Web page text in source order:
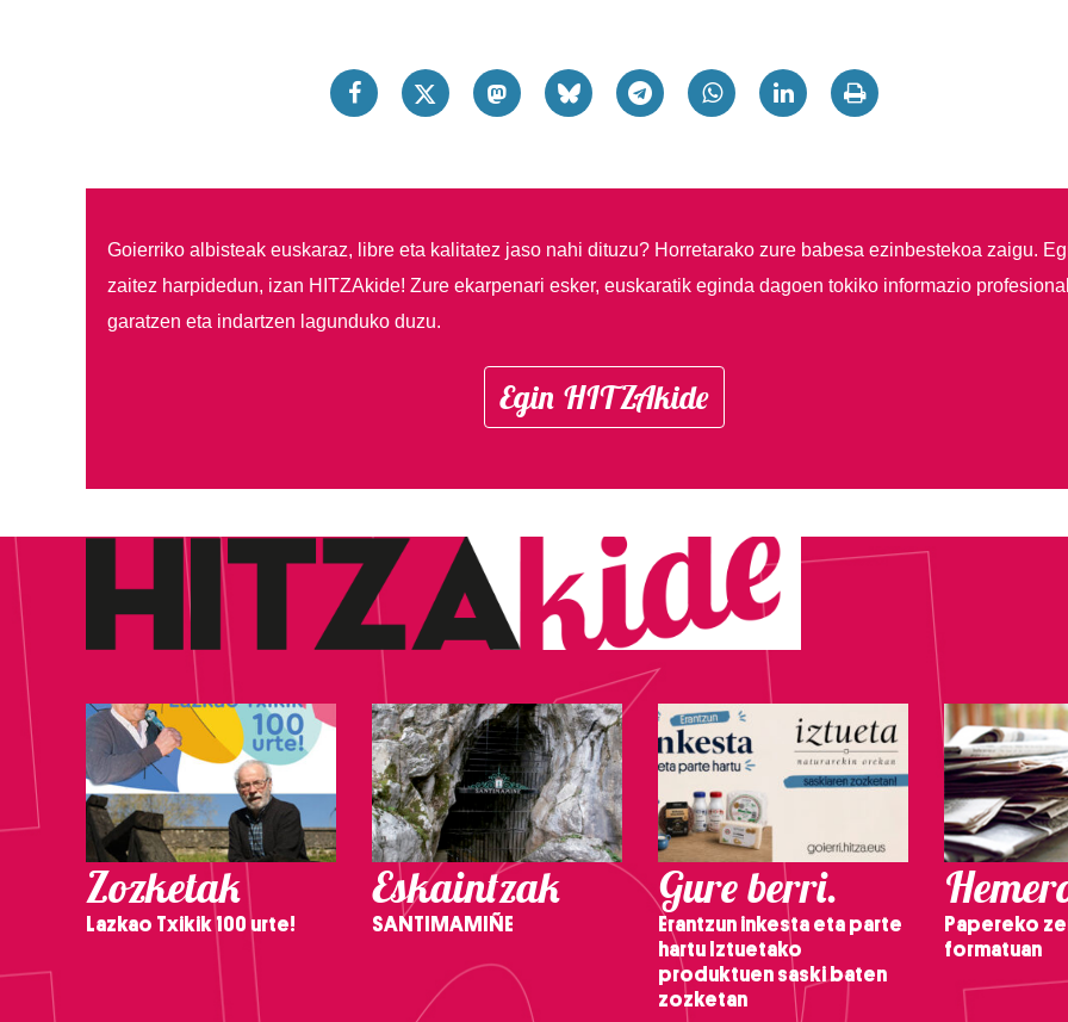
Goierriko albisteak euskaraz, libre eta kalitatez jaso nahi dituzu? Horretarako zure babesa ezinbestekoa zaigu.
zaitez harpidedun, izan HITZAkide! Zure ekarpenari esker, euskaratik eginda dagoen tokiko informazio
garatzen eta indartzen lagunduko duzu.
Egin HITZAkide
Zozketak
Lazkao Txikik 100 urte!
Eskaintzak
SANTIMAMIÑE
Gure berri.
Erantzun inkesta eta parte
hartu Iztuetako
produktuen saski baten
zozketan
Papereko
formatuan